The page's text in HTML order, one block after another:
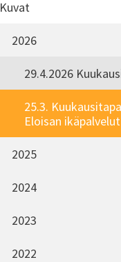
Kuvat
2026
29.4.2026
25.3.
Eloisan
2025
2024
2023
2022